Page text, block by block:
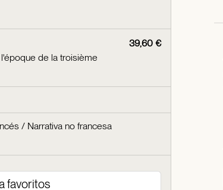
39,60 €
de la troisième
/ Narrativa no francesa
favoritos